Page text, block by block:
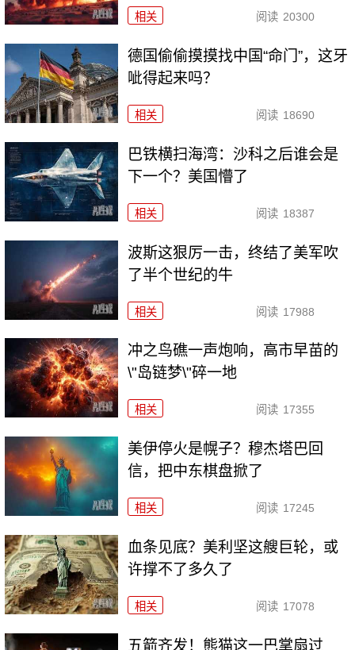
相关 阅读 20300
德国偷偷摸摸找中国“命门”，这牙
呲得起来吗？
相关 阅读 18690
巴铁横扫海湾：沙科之后谁会是
下一个？美国懵了
相关 阅读 18387
波斯这狠厉一击，终结了美军吹
了半个世纪的牛
相关 阅读 17988
冲之鸟礁一声炮响，高市早苗的
\"岛链梦\"碎一地
相关 阅读 17355
美伊停火是幌子？穆杰塔巴回
信，把中东棋盘掀了
相关 阅读 17245
血条见底？美利坚这艘巨轮，或
许撑不了多久了
相关 阅读 17078
五箭齐发！熊猫这一巴掌扇过